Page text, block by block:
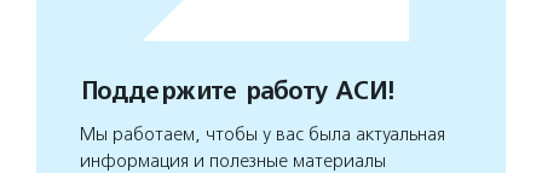
Поддержите работу АСИ!
Мы работаем, чтобы у вас была актуальная
информация и полезные материалы